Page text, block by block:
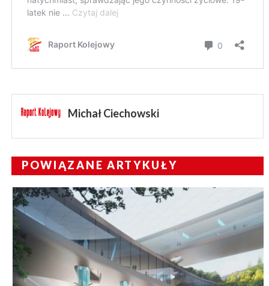
Michał Ciechowski
POWIĄZANE ARTYKUŁY